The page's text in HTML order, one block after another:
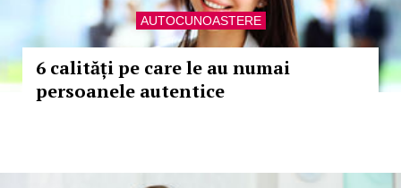
AUTOCUNOASTERE
6 calități pe care le au numai
persoanele autentice